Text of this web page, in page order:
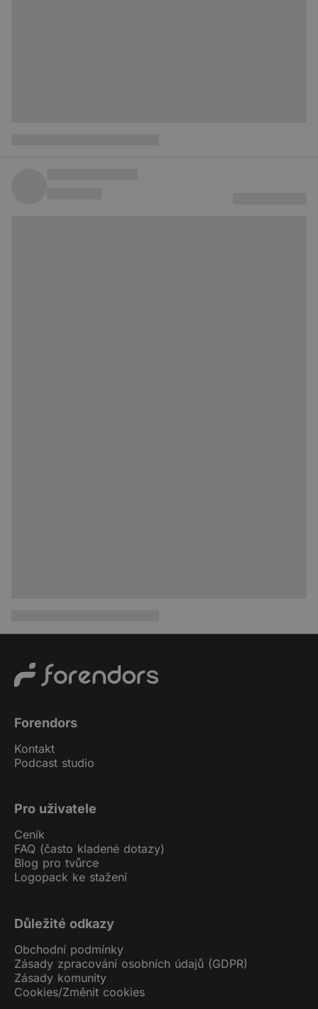
Forendors
Kontakt
Podcast studio
Pro uživatele
Ceník
FAQ (často kladené dotazy)
Blog pro tvůrce
Logopack ke stažení
Důležité odkazy
Obchodní podmínky
Zásady zpracování osobních údajů (GDPR)
Zásady komunity
Cookies/Změnit cookies